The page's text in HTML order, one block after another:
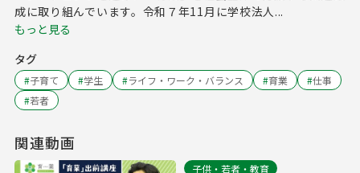
成に取り組んでいます。令和７年11月に学校法人...
もっと見る
タグ
#子育て #学生 #ライフ・ワーク・バランス #育業 #仕事
#若者
関連動画
子供・若者・教育